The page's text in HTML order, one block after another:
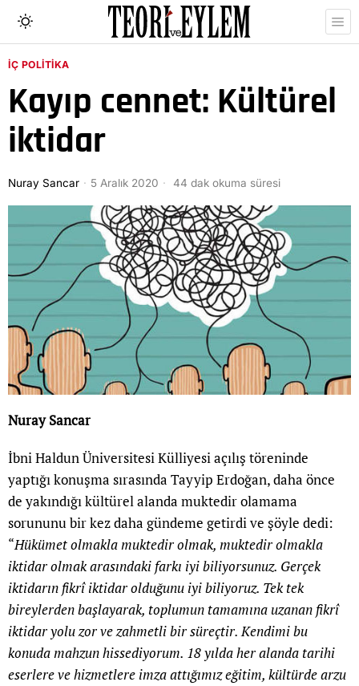
İÇ POLITIKA
Kayıp cennet: Kültürel
iktidar
Nuray Sancar 5 Aralık 2020 44 dak okuma süresi
Nuray Sancar
İbni Haldun Üniversitesi Külliyesi açılış töreninde
yaptığı konuşma sırasında Tayyip Erdoğan, daha önce
de yakındığı kültürel alanda muktedir olamama
sorununu bir kez daha gündeme getirdi ve şöyle dedi:
“Hükümet olmakla muktedir olmak, muktedir olmakla
iktidar olmak arasındaki farkı iyi biliyorsunuz. Gerçek
iktidarın fikrî iktidar olduğunu iyi biliyoruz. Tek tek
bireylerden başlayarak, toplumun tamamına uzanan fikrî
iktidar yolu zor ve zahmetli bir süreçtir. Kendimi bu
konuda mahzun hissediyorum. 18 yılda her alanda tarihi
eserlere ve hizmetlere imza attığımız eğitim, kültürde arzu